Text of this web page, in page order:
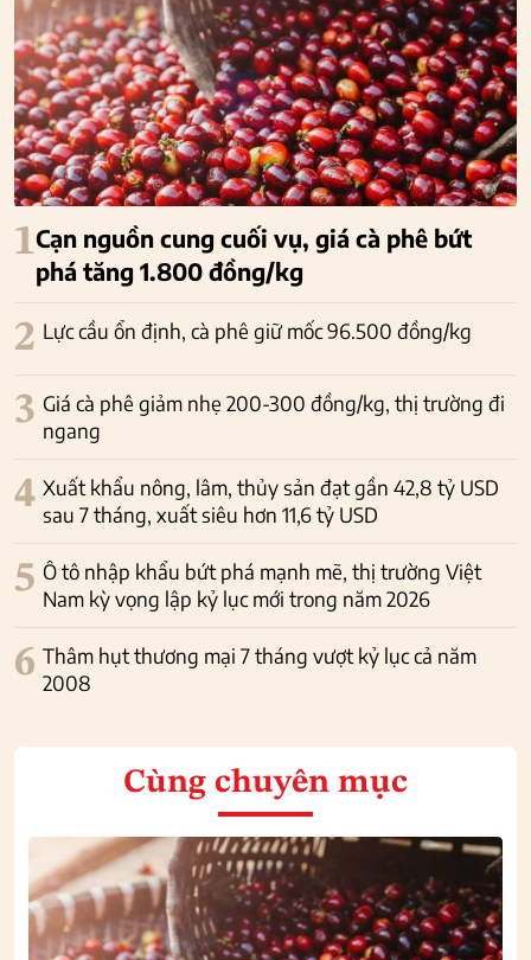
1Cạn nguồn cung cuối vụ, giá cà phê bứt
phá tăng 1.800 đồng/kg
2 Lực cầu ổn định, cà phê giữ mốc 96.500 đồng/kg
3 Giá cà phê giảm nhẹ 200-300 đồng/kg, thị trường đi
ngang
4 Xuất khẩu nông, lâm, thủy sản đạt gần 42,8 tỷ USD
sau 7 tháng, xuất siêu hơn 11,6 tỷ USD
5 Ô tô nhập khẩu bứt phá mạnh mẽ, thị trường Việt
Nam kỳ vọng lập kỷ lục mới trong năm 2026
6 Thâm hụt thương mại 7 tháng vượt kỷ lục cả năm
2008
Cùng chuyên mục